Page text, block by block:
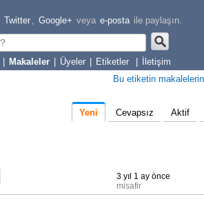
Twitter , Google+ veya e-posta ile paylaşın.
Makaleler Üyeler Etiketler İletişim
Bu etiketin
Yeni Cevapsız Aktif
3 yıl 1 ay önce
misafir